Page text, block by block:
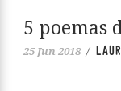
5 poemas
25 Jun 2018 /